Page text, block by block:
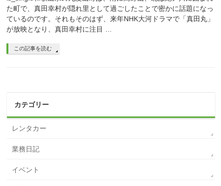
た町で、真田幸村が隠れ里として過ごしたことで密かに話題になっ
ているのです。それもそのはず、来年NHK大河ドラマで「真田丸」
が放映となり、真田幸村に注目 …
この記事を読む
カテゴリー
レンタカー
業務日記
イベント